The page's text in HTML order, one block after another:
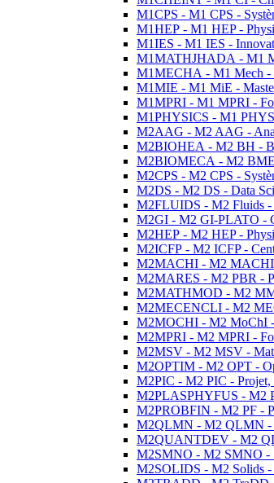
M1CPS - M1 CPS -
M1HEP - M1 HEP -
M1IES - M1 IES -
M1MATHJHADA - M1
M1MECHA - M1 Mech -
M1MIE - M1 MiE -
M1MPRI - M1 MPRI -
M1PHYSICS - M1
M2AAG - M2 AAG -
M2BIOHEA - M2 BH -
M2BIOMECA - M2
M2CPS - M2 CPS -
M2DS - M2 DS - Data
M2FLUIDS - M2 Fluids -
M2GI - M2 GI-PLATO -
M2HEP - M2 HEP -
M2ICFP - M2 ICFP -
M2MACHI - M2 MACHI
M2MARES - M2 PBR -
M2MATHMOD - M2
M2MECENCLI - M2
M2MOCHI - M2 MoChI -
M2MPRI - M2 MPRI -
M2MSV - M2 MSV -
M2OPTIM - M2 OPT -
M2PIC - M2 PIC - Projet,
M2PLASPHYFUS - M2
M2PROBFIN - M2 PF -
M2QLMN - M2 QLMN -
M2QUANTDEV - M2
M2SMNO - M2 SMNO -
M2SOLIDS - M2 Solids -